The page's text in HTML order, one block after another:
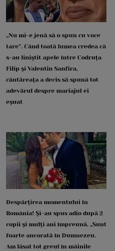
„Nu mi-e jenă să o spun cu voce
tare”. Când toată lumea credea că
s-au liniștit apele între Codruța
Filip și Valentin Sanfira,
cântăreața a decis să spună tot
adevărul despre mariajul ei
eșuat
Despărțirea momentului în
România! Și-au spus adio după 2
copii și mulți ani împreună. „Sunt
foarte ancorată în Dumnezeu.
Am lăsat tot greul în mâinile